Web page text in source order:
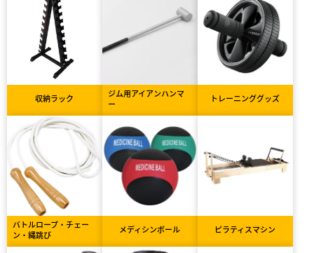
収納ラック
ジム用アイアンハンマ
ー
トレーニンググッズ
バトルロープ・チェー
ン・縄跳び
メディシンボール ピラティスマシン